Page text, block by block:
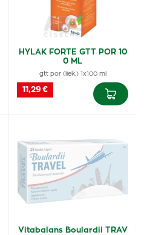
HYLAK FORTE GTT POR 10
0 ML
gtt por (liek.) 1x100 ml
11,29 €
Vitabalans Boulardii TRAV